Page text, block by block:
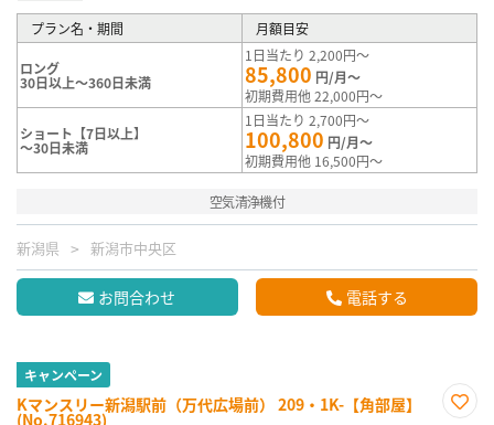
プラン名・期間 月額目安
ロング
30日以上～360日未満
1日当たり 2,200円～
85,800 円/月～
初期費用他 22,000円～
ショート【7日以上】
～30日未満
1日当たり 2,700円～
100,800 円/月～
初期費用他 16,500円～
空気清浄機付
新潟県 新潟市中央区
お問合わせ 電話する
キャンペーン
Kマンスリー新潟駅前（万代広場前） 209・1K-【角部屋】
(No.716943)